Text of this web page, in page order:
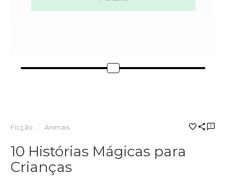
Ficção Animais
10 Histórias Mágicas para
Crianças